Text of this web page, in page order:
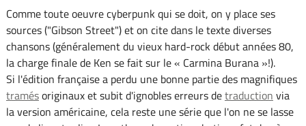
Comme toute oeuvre cyberpunk qui se doit, on y place ses
sources ("Gibson Street") et on cite dans le texte diverses
chansons (généralement du vieux hard-rock début années 80,
la charge finale de Ken se fait sur le « Carmina Burana »!).
Si l'édition française a perdu une bonne partie des magnifiques
tramésoriginaux et subit d'ignobles erreurs detraduction via
la version américaine, cela reste une série que l'on ne se lasse